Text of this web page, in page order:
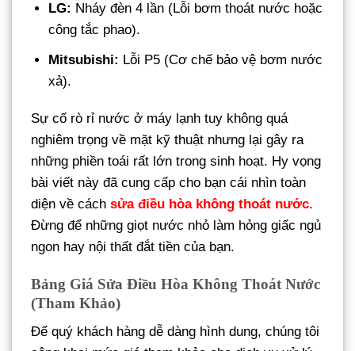
LG: Nháy đèn 4 lần (Lỗi bơm thoát nước hoặc
công tắc phao).
Mitsubishi: Lỗi P5 (Cơ chế bảo vệ bơm nước
xả).
Sự cố rò rỉ nước ở máy lạnh tuy không quá
nghiêm trọng về mặt kỹ thuật nhưng lại gây ra
những phiền toái rất lớn trong sinh hoạt. Hy vọng
bài viết này đã cung cấp cho bạn cái nhìn toàn
diện về cách sửa điều hòa không thoát nước.
Đừng để những giọt nước nhỏ làm hỏng giấc ngủ
ngon hay nội thất đắt tiền của bạn.
Bảng Giá Sửa Điều Hòa Không Thoát Nước
(Tham Khảo)
Để quý khách hàng dễ dàng hình dung, chúng tôi